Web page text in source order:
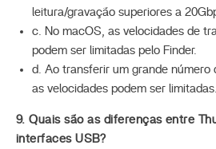
leitura/gravação superiores a
c. No macOS, as velocidades de
podem ser limitadas pelo Finder.
d. Ao transferir um grande número
as velocidades podem ser limitadas.
9. Quais são as diferenças entre
interfaces USB?